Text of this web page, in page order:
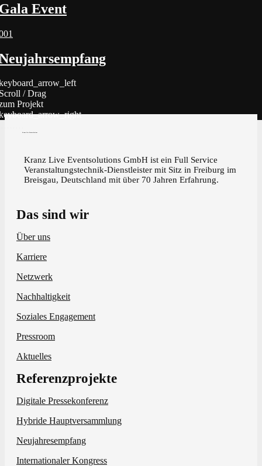
Event
/ Drag
Projekt
Kranz Live Eventsolutions GmbH ist ein Full Service
Veranstaltungstechnik-Dienstleister mit Sitz in Freiburg im
Breisgau, Deutschland mit über 70 Jahren Erfahrung.
Das sind wir
Über uns
Karriere
Netzwerk
Nachhaltigkeit
Soziales Engagement
Pressroom
Aktuelles
Referenzprojekte
Digitale Pressekonferenz
Hybride Hauptversammlung
Neujahresempfang
Internationaler Kongress